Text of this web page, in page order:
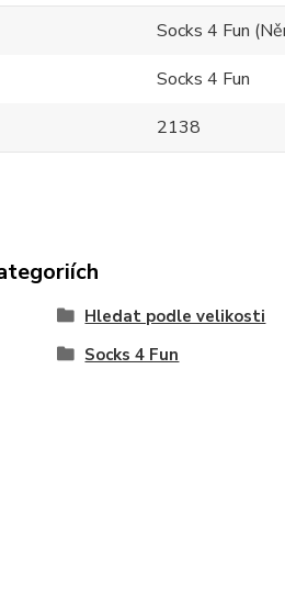
Socks 4 Fun
Socks 4 Fun
2138
Hledat podle velikosti
Socks 4 Fun